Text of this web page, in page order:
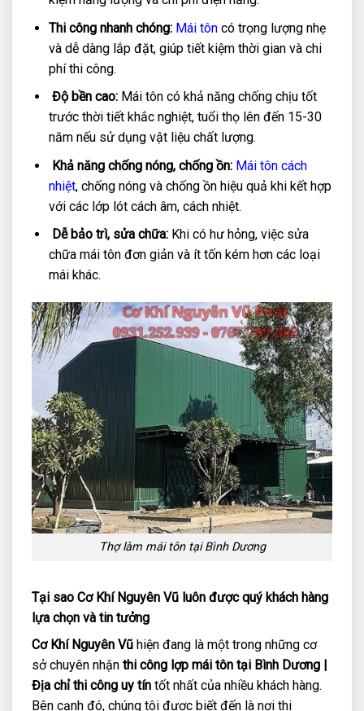
Thi công nhanh chóng: Mái tôncó trọng lượng nhẹ
và dễ dàng lắp đặt, giúp tiết kiệm thời gian và chi
phí thi công.
Độ bền cao:Mái tôn có khả năng chống chịu tốt
trước thời tiết khắc nghiệt, tuổi thọ lên đến 15-30
năm nếu sử dụng vật liệu chất lượng.
Khả năng chống nóng, chống ồn: Mái tôn cách
nhiệt, chống nóng và chống ồn hiệu quả khi kết hợp
với các lớp lót cách âm, cách nhiệt.
Dễ bảo trì, sửa chữa:Khi có hư hỏng, việc sửa
chữa mái tôn đơn giản và ít tốn kém hơn các loại
mái khác.
Thợ làm mái tôn tại Bình Dương
Tại sao Cơ Khí Nguyên Vũ luôn được quý khách hàng
lựa chọn và tin tưởng
Cơ Khí Nguyên Vũ hiện đang là một trong những cơ
sở chuyên nhận thi công lợp mái tôn tại Bình Dương |
Địa chỉ thi công uy tín tốt nhất của nhiều khách hàng.
Bên cạnh đó, chúng tôi được biết đến là nơi thi